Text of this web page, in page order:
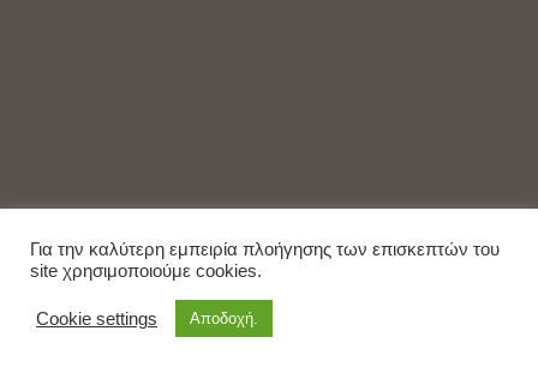
Για την καλύτερη εμπειρία πλοήγησης των επισκεπτών του
site χρησιμοποιούμε cookies.
Cookie settings Αποδοχή.